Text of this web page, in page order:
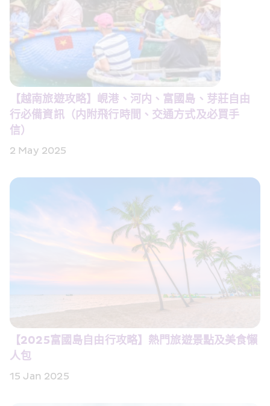
【越南旅遊攻略】峴港、河内、富國島、芽莊自由
行必備資訊（内附飛行時間、交通方式及必買手
信）
2 May 2025
【2025富國島自由行攻略】熱門旅遊景點及美食懶
人包
15 Jan 2025